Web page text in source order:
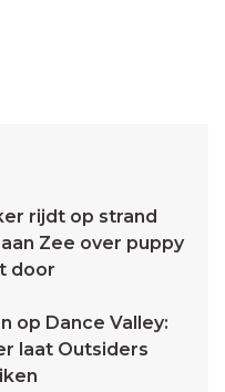
rijdt op strand
Zee over puppy
door
op Dance Valley:
laat Outsiders